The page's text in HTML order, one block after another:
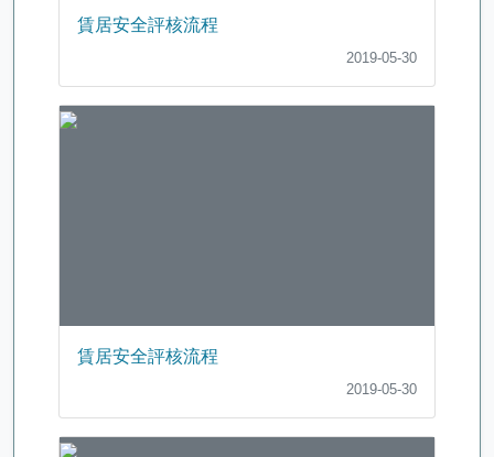
賃居安全評核流程
2019-05-30
賃居安全評核流程
2019-05-30